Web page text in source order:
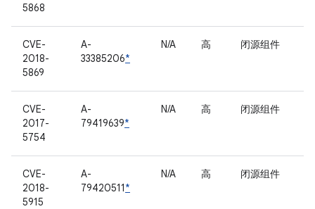
5868
CVE-
2018-
5869
A-
33385206*
N/A 高 闭源组件
CVE-
2017-
5754
A-
79419639*
N/A 高 闭源组件
CVE-
2018-
5915
A-
79420511*
N/A 高 闭源组件